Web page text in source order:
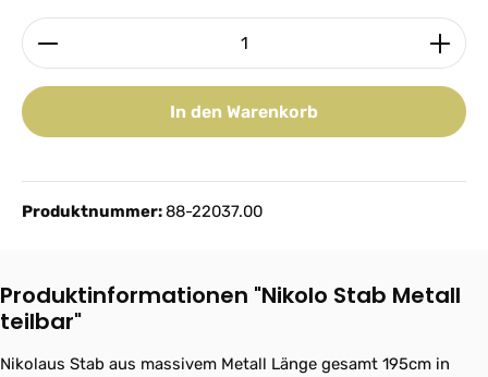
Produkt Anzahl: Gib den gewünschten Wert ein
In den Warenkorb
Produktnummer:88-22037.00
Produktinformationen "Nikolo Stab Metall
teilbar"
Nikolaus Stab aus massivem Metall Länge gesamt 195cm in